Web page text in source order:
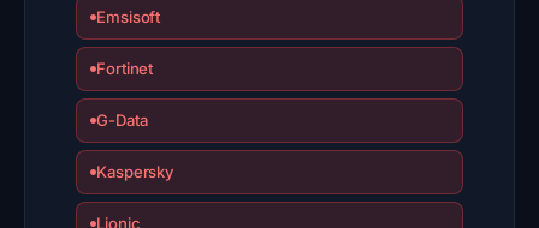
Emsisoft
Fortinet
G-Data
Kaspersky
Lionic